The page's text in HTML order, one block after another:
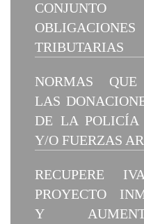
OBLIGACIONES
TRIBUTARIAS
NORMAS QUE
LAS
DE LA POLICÍA
Y/O FUERZAS
RECUPERE
PROYECTO
Y